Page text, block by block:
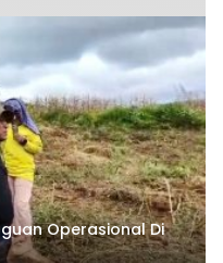
Operasional Di